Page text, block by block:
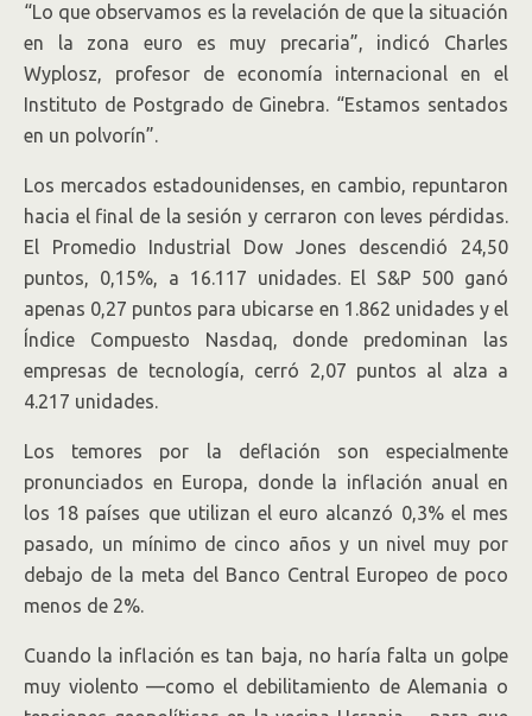
“Lo que observamos es la revelación de que la situación
en la zona euro es muy precaria”, indicó Charles
Wyplosz, profesor de economía internacional en el
Instituto de Postgrado de Ginebra. “Estamos sentados
en un polvorín”.
Los mercados estadounidenses, en cambio, repuntaron
hacia el final de la sesión y cerraron con leves pérdidas.
El Promedio Industrial Dow Jones descendió 24,50
puntos, 0,15%, a 16.117 unidades. El S&P 500 ganó
apenas 0,27 puntos para ubicarse en 1.862 unidades y el
Índice Compuesto Nasdaq, donde predominan las
empresas de tecnología, cerró 2,07 puntos al alza a
4.217 unidades.
Los temores por la deflación son especialmente
pronunciados en Europa, donde la inflación anual en
los 18 países que utilizan el euro alcanzó 0,3% el mes
pasado, un mínimo de cinco años y un nivel muy por
debajo de la meta del Banco Central Europeo de poco
menos de 2%.
Cuando la inflación es tan baja, no haría falta un golpe
muy violento —como el debilitamiento de Alemania o